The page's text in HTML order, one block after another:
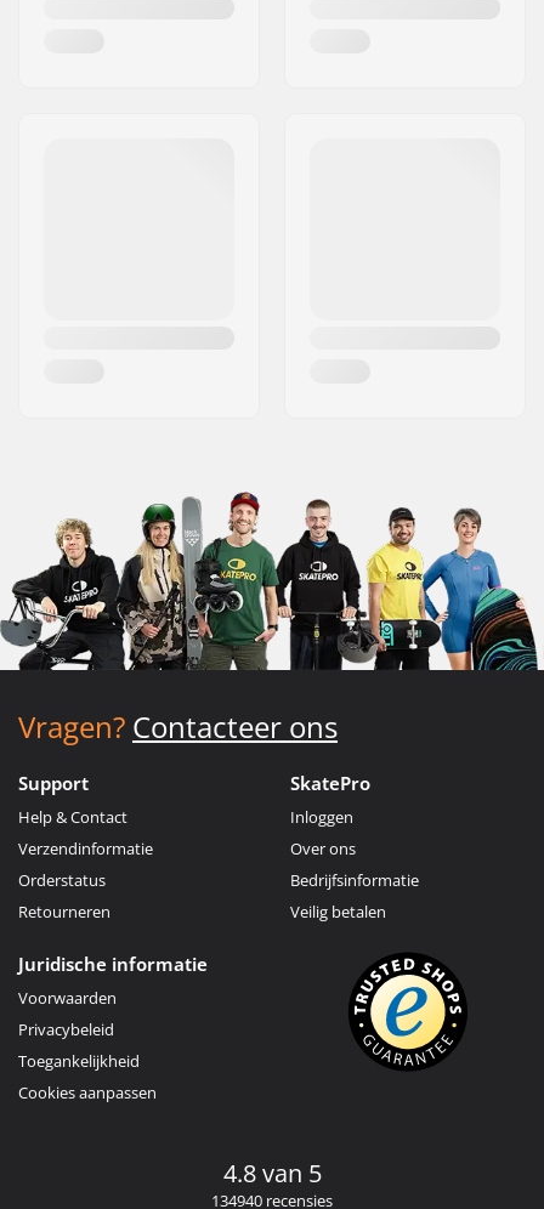
Vragen? Contacteer ons
Support
Help & Contact
Verzendinformatie
Orderstatus
Retourneren
SkatePro
Inloggen
Over ons
Bedrijfsinformatie
Veilig betalen
Juridische informatie
Voorwaarden
Privacybeleid
Toegankelijkheid
Cookies aanpassen
4.8 van 5
134940 recensies